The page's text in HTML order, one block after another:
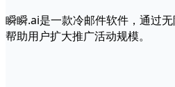
瞬瞬.ai是一款冷邮件软件，通过
帮助用户扩大推广活动规模。